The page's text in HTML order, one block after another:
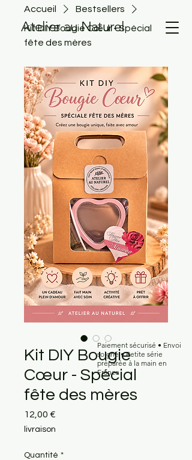
Atelier au Naturel
Accueil
Bestsellers
Kit DIY Bougie Cœur - Spécial
fête des mères
Kit DIY Bougie
Cœur - Spécial
fête des mères
12,00 €
livraison
Quantité *
Paiement sécurisé • Envoi
soigné • Petite série
préparée à la main en
France